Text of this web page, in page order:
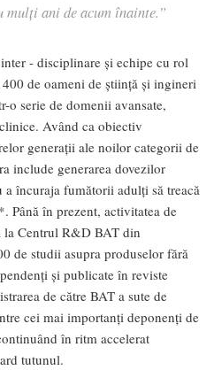
mulți ani de acum înainte.”
- disciplinare și echipe cu rol
de oameni de știință și ingineri
o serie de domenii avansate,
Având ca obiectiv
generații ale noilor categorii de
include generarea dovezilor
încuraja fumătorii adulți să treacă
Până în prezent, activitatea de
la Centrul R&D BAT din
de studii asupra produselor fără
și publicate în reviste
de către BAT a sute de
cei mai importanți deponenți de
în ritm accelerat
tutunul.